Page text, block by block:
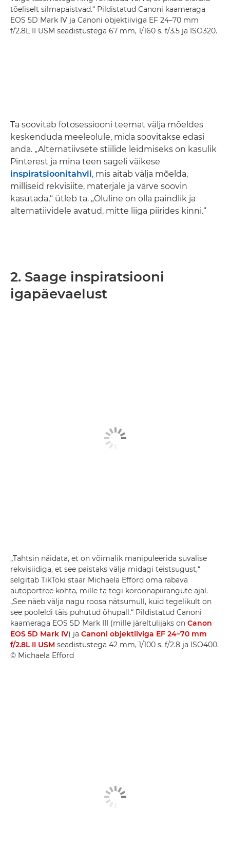
tõeliselt silmapaistvad.“ Pildistatud Canoni kaameraga
EOS 5D Mark IV ja Canoni objektiiviga EF 24–70 mm
f/2.8L II USM seadistustega 67 mm, 1/160 s, f/3.5 ja ISO320.
Ta soovitab fotosessiooni teemat välja mõeldes
keskenduda meeleolule, mida soovitakse edasi
anda. „Alternatiivsete stiilide leidmiseks on kasulik
Pinterest ja mina teen sageli väikese
inspiratsioonitahvli, mis aitab välja mõelda,
milliseid rekvisiite, materjale ja värve soovin
kasutada,“ ütleb ta. „Oluline on olla paindlik ja
alternatiividele avatud, mitte liiga piirides kinni.“
2. Saage inspiratsiooni
igapäevaelust
„Tahtsin näidata, et on võimalik manipuleerida suvalise
rekvisiidiga, et see paistaks välja midagi teistsugust,“
selgitab TikToki staar Michaela Efford oma rabava
autoportree kohta, mille ta tegi koroonapiirangute ajal.
„See näeb välja nagu roosa nätsumull, kuid tegelikult on
see pooleldi täis puhutud õhupall.“ Pildistatud Canoni
kaameraga EOS 5D Mark III (mille järeltulijaks on Canon
EOS 5D Mark IV) ja Canoni objektiiviga EF 24–70 mm
f/2.8L II USM seadistustega 42 mm, 1/100 s, f/2.8 ja ISO400.
© Michaela Efford